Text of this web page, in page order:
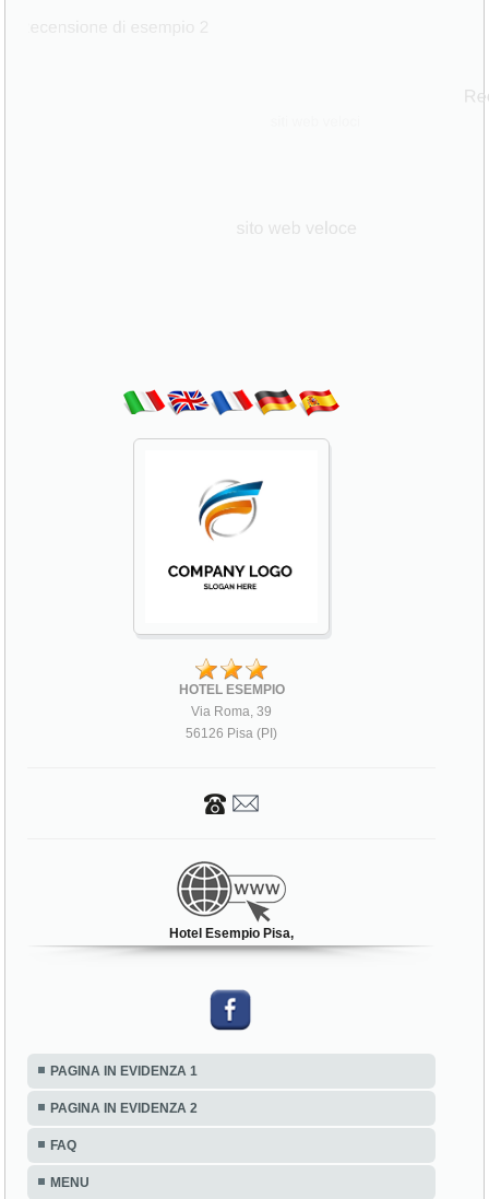
HOTEL ESEMPIO
Via Roma, 39
56126 Pisa (PI)
Hotel Esempio Pisa,
PAGINA IN EVIDENZA 1
PAGINA IN EVIDENZA 2
FAQ
MENU